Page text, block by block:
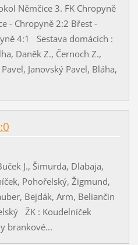
Němčice 3. FK Chropyně
- Chropyně 2:2 Břest -
4:1 Sestava domácích :
Daněk Z., Černoch Z.,
Janovský Pavel, Bláha,
J., Šimurda, Dlabaja,
Pohořelský, Žigmund,
Bejdák, Arm, Beliančin
ŽK : Koudelníček
brankové...